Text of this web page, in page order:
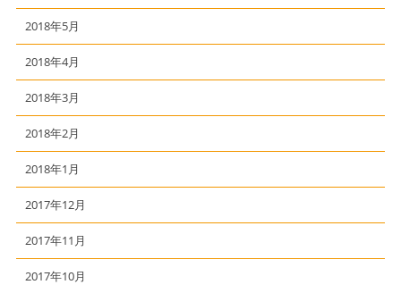
2018年5月
2018年4月
2018年3月
2018年2月
2018年1月
2017年12月
2017年11月
2017年10月